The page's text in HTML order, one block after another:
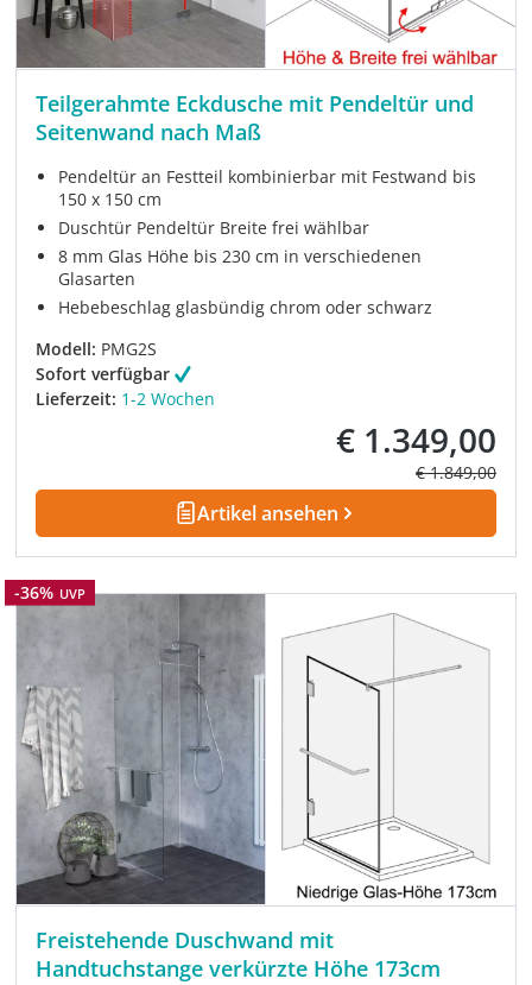
Teilgerahmte Eckdusche mit Pendeltür und
Seitenwand nach Maß
Pendeltür an Festteil kombinierbar mit Festwand bis
150 x 150 cm
Duschtür Pendeltür Breite frei wählbar
8 mm Glas Höhe bis 230 cm in verschiedenen
Glasarten
Hebebeschlag glasbündig chrom oder schwarz
Modell: PMG2S
Sofort verfügbar
Lieferzeit: 1-2 Wochen
Verkaufspreis:
€ 1.349,00
Regulärer
€ 1.849,00
Artikel ansehen
Rabatt
-36% UVP
Freistehende Duschwand mit
Handtuchstange verkürzte Höhe 173cm